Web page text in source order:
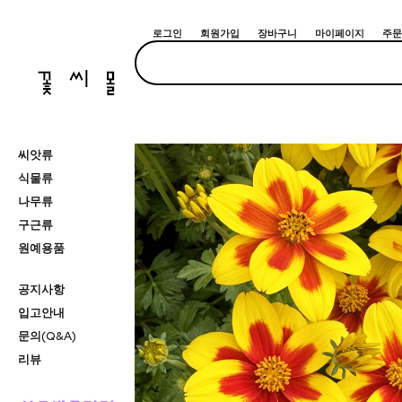
로그인 회원가입 장바구니 마이페이지 주
씨앗류
식물류
나무류
구근류
원예용품
공지사항
입고안내
문의(Q&A)
리뷰